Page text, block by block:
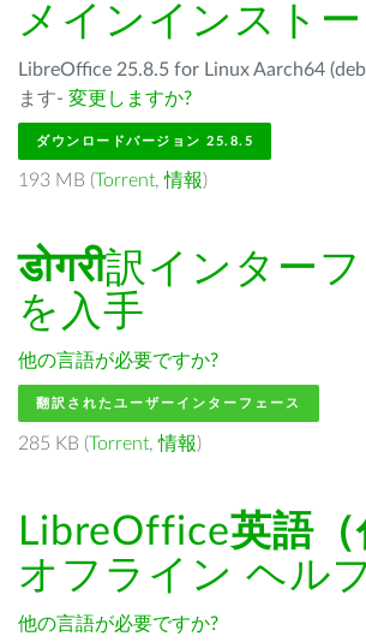
メインインスト
LibreOffice 25.8.5 for Linux Aarch64
ます- 変更しますか?
ダウンロードバージョン 25.8.5
193 MB (Torrent,情報)
डोगरी訳インター
を入手
他の言語が必要ですか?
翻訳されたユーザーインターフェース
285 KB (Torrent,情報)
LibreOffice英語（
オフライン ヘル
他の言語が必要ですか?